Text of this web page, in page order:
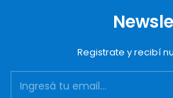
Registrate y recibí